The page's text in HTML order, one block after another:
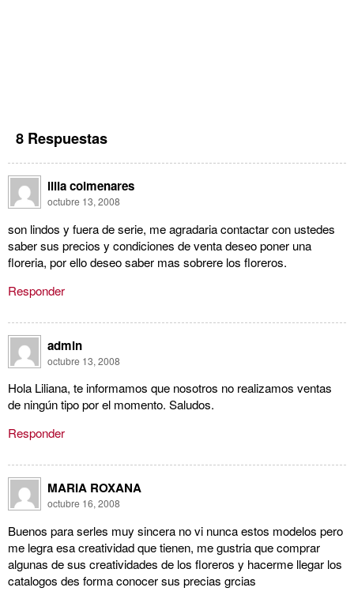
8 Respuestas
lilia colmenares
octubre 13, 2008
son lindos y fuera de serie, me agradaria contactar con ustedes
saber sus precios y condiciones de venta deseo poner una
floreria, por ello deseo saber mas sobrere los floreros.
Responder
admin
octubre 13, 2008
Hola Liliana, te informamos que nosotros no realizamos ventas
de ningún tipo por el momento. Saludos.
Responder
MARIA ROXANA
octubre 16, 2008
Buenos para serles muy sincera no vi nunca estos modelos pero
me legra esa creatividad que tienen, me gustria que comprar
algunas de sus creatividades de los floreros y hacerme llegar los
catalogos des forma conocer sus precias grcias